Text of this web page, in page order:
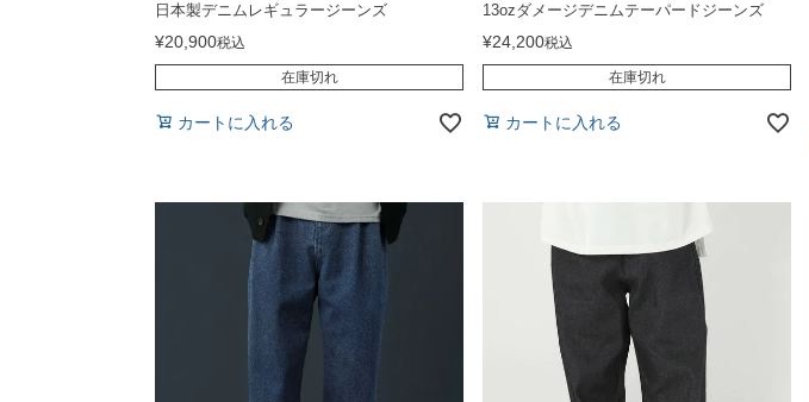
日本製デニムレギュラージーンズ
¥20,900税込
在庫切れ
カートに入れる
13ozダメージデニムテーパードジーンズ
¥24,200税込
在庫切れ
カートに入れる